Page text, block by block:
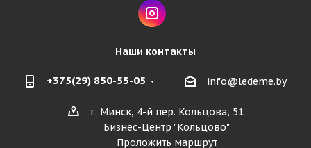
Наши контакты
+375(29) 850-55-05 info@ledeme.by
г. Минск, 4-й пер. Кольцова, 51
Бизнес-Центр "Кольцово"
Проложить маршрут